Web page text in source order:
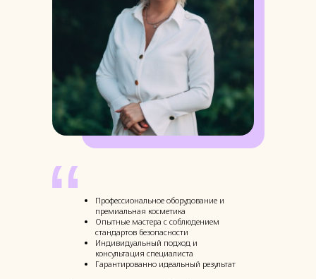
“
Профессиональное оборудование и
премиальная косметика
Опытные мастера с соблюдением
стандартов безопасности
Индивидуальный подход и
консультация специалиста
Гарантированно идеальный результат